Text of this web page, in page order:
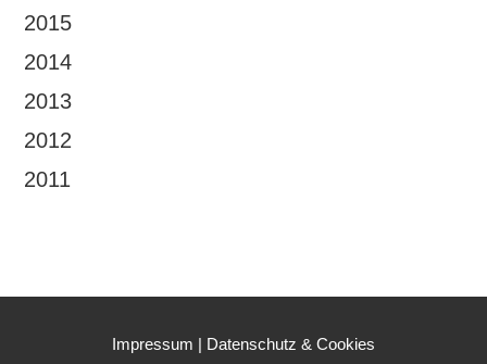
2015
2014
2013
2012
2011
Impressum | Datenschutz & Cookies